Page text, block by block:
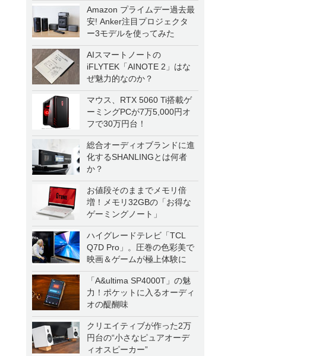
Amazon プライムデー過去最
安! Anker注目プロジェクタ
ー3モデルを使ってみた
AIスマートノートの
iFLYTEK「AINOTE 2」はな
ぜ魅力的なのか？
マウス、RTX 5060 Ti搭載ゲ
ーミングPCが7万5,000円オ
フで30万円台！
総合オーディオブランドに進
化するSHANLINGとは何者
か？
お値段そのままでメモリ倍
増！メモリ32GBの「お得な
ゲーミングノート」
ハイグレードテレビ「TCL
Q7D Pro」。圧巻の色彩美で
映画＆ゲームが極上体験に
「A&ultima SP4000T」の魅
力！ポケットに入るオーディ
オの醍醐味
クリエイティブが作った2万
円台の“小さなピュアオーデ
ィオスピーカー”